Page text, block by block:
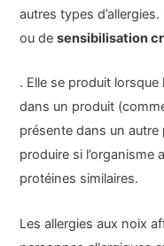
autres types
ou desensibilisation
. Elle se produit
dans un produit
présente dans un autre
produire si l’organisme
protéines similaires.
Les allergies aux noix